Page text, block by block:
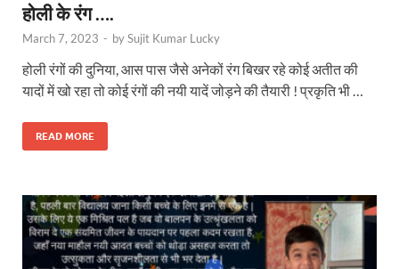
होली के रंग ….
March 7, 2023 - bySujit Kumar Lucky
होली रंगों की दुनिया, आस पास जैसे अनेकों रंग बिखर रहे कोई अतीत की
यादों में खो रहा तो कोई रंगों की नयी यादें जोड़ने की तैयारी ! प्रकृति भी …
READ MORE